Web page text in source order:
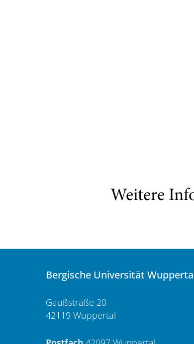
Weitere
Bergische Universität
Gaußstraße 20
42119 Wuppertal